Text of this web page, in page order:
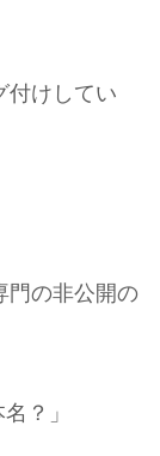
付けしてい
門の非公開の
？」